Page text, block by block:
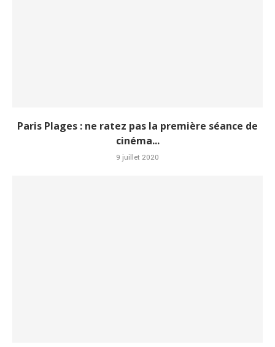
Paris Plages : ne ratez pas la première séance de
cinéma...
9 juillet 2020